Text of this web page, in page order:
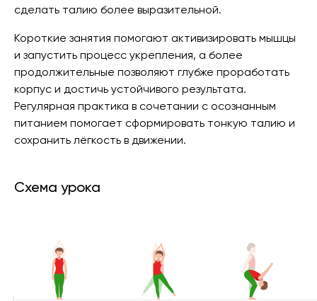
сделать талию более выразительной.
Короткие занятия помогают активизировать мышцы
и запустить процесс укрепления, а более
продолжительные позволяют глубже проработать
корпус и достичь устойчивого результата.
Регулярная практика в сочетании с осознанным
питанием помогает сформировать тонкую талию и
сохранить лёгкость в движении.
Схема урока